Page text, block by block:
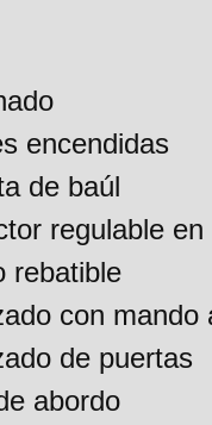
encendidas
de baúl
regulable en
rebatible
con mando
de puertas
abordo